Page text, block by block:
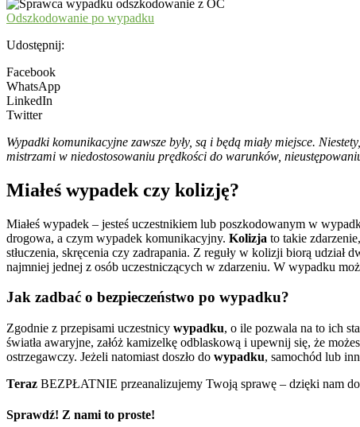
Odszkodowanie po wypadku
Udostępnij:
Facebook
WhatsApp
LinkedIn
Twitter
Wypadki komunikacyjne zawsze były, są i będą miały miejsce.
mistrzami w niedostosowaniu prędkości do warunków,
Miałeś wypadek czy kolizję?
Miałeś wypadek – jesteś uczestnikiem lub poszkodowanym w
drogowa, a czym wypadek komunikacyjny. Kolizja to takie
stłuczenia, skręcenia czy zadrapania. Z reguły w kolizji biorą udział
najmniej jednej z osób uczestniczących w zdarzeniu. W wypadku
Jak zadbać o bezpieczeństwo po wypadku?
Zgodnie z przepisami uczestnicy wypadku, o ile pozwala na to ich
światła awaryjne, załóż kamizelkę odblaskową i upewnij się, że
ostrzegawczy. Jeżeli natomiast doszło do wypadku, samochód lub
Teraz BEZPŁATNIE przeanalizujemy Twoją sprawę – dzięki nam
Sprawdź! Z nami to proste!